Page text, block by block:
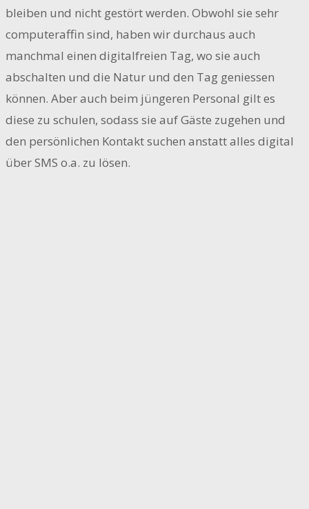
bleiben und nicht gestört werden. Obwohl sie sehr
computeraffin sind, haben wir durchaus auch
manchmal einen digitalfreien Tag, wo sie auch
abschalten und die Natur und den Tag geniessen
können. Aber auch beim jüngeren Personal gilt es
diese zu schulen, sodass sie auf Gäste zugehen und
den persönlichen Kontakt suchen anstatt alles digital
über SMS o.a. zu lösen.